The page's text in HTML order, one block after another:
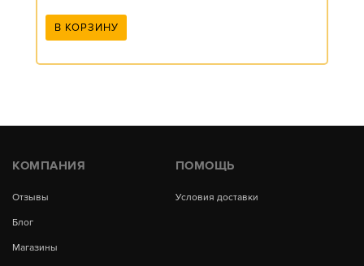
В КОРЗИНУ
КОМПАНИЯ
Отзывы
Блог
Магазины
ПОМОЩЬ
Условия доставки